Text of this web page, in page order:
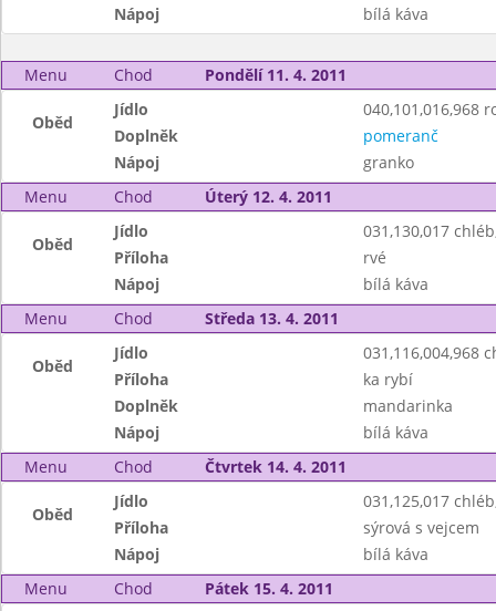
Nápoj
bílá káva
Menu Chod Pondělí 11. 4. 2011
Oběd
Jídlo
040,101,016,968
Doplněk
pomeranč
Nápoj
granko
Menu
Chod Úterý 12. 4. 2011
Oběd
Jídlo
031,130,017
Příloha
rvé
Nápoj
bílá káva
Menu
Chod Středa 13. 4. 2011
Oběd
Jídlo
031,116,004,968
Příloha
ka rybí
Doplněk
mandarinka
Nápoj
bílá káva
Menu
Chod Čtvrtek 14. 4. 2011
Oběd
Jídlo
031,125,017
Příloha
sýrová s vejcem
Nápoj
bílá káva
Menu
Chod Pátek 15. 4. 2011